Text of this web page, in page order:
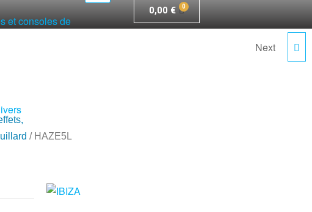
et consoles de
0,00 €
PROSMOKE5L-HDNext
/ HAZE5L